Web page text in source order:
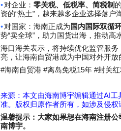
•对企业： 零关税、低税率、简税制
资的“热土” ，越来越多企业选择落户
•对国家：海南正成为 国内国际双循
势“卖全球” ，助力国货出海，推动高
海口海关表示，将持续优化监管服
亮，让海南自贸港成为中国对外开放
#海南自贸港 #离岛免税15年 #封关红
来源：本文由海南博宇编辑通过AI工
准。版权归原作者所有，如涉及侵权
温馨提示：大家如果想在海南注册
南博宇。